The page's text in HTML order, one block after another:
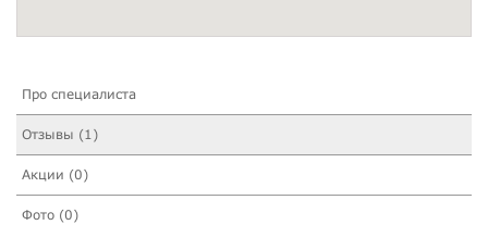
Про специалиста
Отзывы (1)
Акции (0)
Фото (0)